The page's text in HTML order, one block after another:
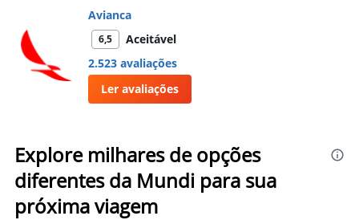
Avianca
6,5
Aceitável
2.523 avaliações
Ler avaliações
Explore milhares de opções
diferentes da Mundi para sua
próxima viagem